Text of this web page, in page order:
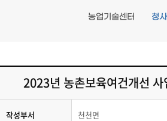
농업기술센터 청
2023년 농촌보육여건개선
작성부서 천천면